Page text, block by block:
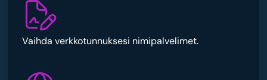
Vaihda verkkotunnuksesi nimipalvelimet.